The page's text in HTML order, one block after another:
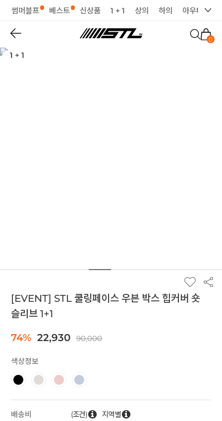
썸머블프 베스트 신상품 1 + 1 상의 하의 아우터
0
[EVENT] STL 쿨링페이스 우븐 박스 힙커버 숏
슬리브 1+1
74% 22,930 90,000
색상정보
배송비 (조건) 지역별